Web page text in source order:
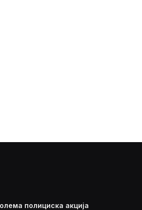
полициска акција